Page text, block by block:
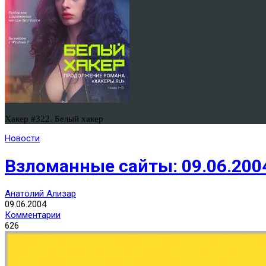
Хакер #322. Белый хакер
Новости
Взломанные сайты:
Анатолий Ализар
09.06.2004
Комментарии
626